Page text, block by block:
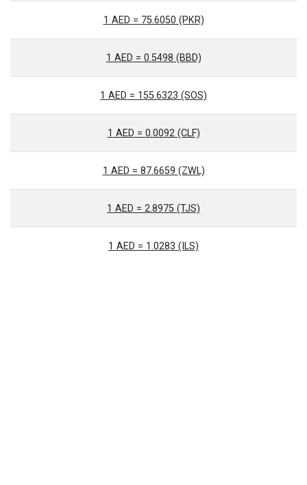
1 AED = 75.6050 (PKR)
1 AED = 0.5498 (BBD)
1 AED = 155.6323 (SOS)
1 AED = 0.0092 (CLF)
1 AED = 87.6659 (ZWL)
1 AED = 2.8975 (TJS)
1 AED = 1.0283 (ILS)